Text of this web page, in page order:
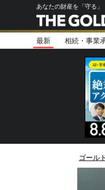
あなたの財産を「守る」
最新 相続・事業
半導
ゴール